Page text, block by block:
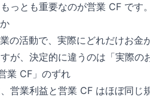
っとも重要なのが営業 CF です。
の活動で、実際にどれだけお金
が、決定的に違うのは「実際の
業 CF」のずれ
営業利益と営業 CF はほぼ同じ